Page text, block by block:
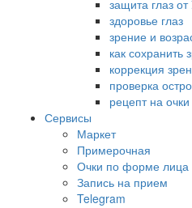
защита глаз
здоровье глаз
зрение и
как сохранить
коррекция
проверка
рецепт на очки
Сервисы
Маркет
Примерочная
Очки по форме лица
Запись на прием
Telegram